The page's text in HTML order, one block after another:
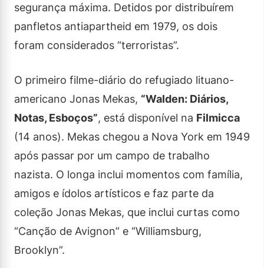
segurança máxima. Detidos por distribuírem
panfletos antiapartheid em 1979, os dois
foram considerados “terroristas”.
O primeiro filme-diário do refugiado lituano-
americano Jonas Mekas, “Walden: Diários,
Notas, Esboços”, está disponível na Filmicca
(14 anos). Mekas chegou a Nova York em 1949
após passar por um campo de trabalho
nazista. O longa inclui momentos com família,
amigos e ídolos artísticos e faz parte da
coleção Jonas Mekas, que inclui curtas como
“Canção de Avignon” e “Williamsburg,
Brooklyn”.